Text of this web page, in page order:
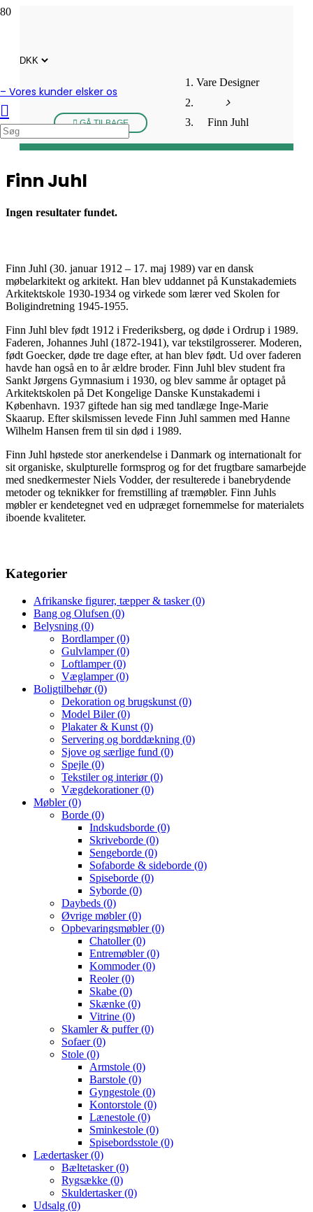
– Vores kunder elsker os
GÅ TILBAGE
Vare Designer
Finn Juhl
Finn Juhl
Ingen resultater fundet.
Finn Juhl (30. januar 1912 – 17. maj 1989) var en dansk
møbelarkitekt og arkitekt. Han blev uddannet på Kunstakademiets
Arkitektskole 1930-1934 og virkede som lærer ved Skolen for
Boligindretning 1945-1955.
Finn Juhl blev født 1912 i Frederiksberg, og døde i Ordrup i 1989.
Faderen, Johannes Juhl (1872-1941), var tekstilgrosserer. Moderen,
født Goecker, døde tre dage efter, at han blev født. Ud over faderen
havde han også en to år ældre broder. Finn Juhl blev student fra
Sankt Jørgens Gymnasium i 1930, og blev samme år optaget på
Arkitektskolen på Det Kongelige Danske Kunstakademi i
København. 1937 giftede han sig med tandlæge Inge-Marie
Skaarup. Efter skilsmissen levede Finn Juhl sammen med Hanne
Wilhelm Hansen frem til sin død i 1989.
Finn Juhl høstede stor anerkendelse i Danmark og internationalt for
sit organiske, skulpturelle formsprog og for det frugtbare samarbejde
med snedkermester Niels Vodder, der resulterede i banebrydende
metoder og teknikker for fremstilling af træmøbler. Finn Juhls
møbler er kendetegnet ved en udpræget fornemmelse for materialets
iboende kvaliteter.
Kategorier
Afrikanske figurer, tæpper & tasker(0)
Bang og Olufsen (0)
Belysning (0)
Bordlamper(0)
Gulvlamper(0)
Loftlamper(0)
Væglamper(0)
Boligtilbehør(0)
Dekoration og brugskunst (0)
Model Biler(0)
Plakater & Kunst (0)
Servering og borddækning (0)
Sjove og særlige fund (0)
Spejle (0)
Tekstiler og interiør(0)
Vægdekorationer(0)
Møbler(0)
Borde (0)
Indskudsborde (0)
Skriveborde (0)
Sengeborde (0)
Sofaborde & sideborde (0)
Spiseborde (0)
Syborde (0)
Daybeds (0)
Øvrige møbler(0)
Opbevaringsmøbler(0)
Chatoller(0)
Entremøbler(0)
Kommoder(0)
Reoler(0)
Skabe (0)
Skænke (0)
Vitrine (0)
Skamler & puffer(0)
Sofaer(0)
Stole (0)
Armstole (0)
Barstole (0)
Gyngestole (0)
Kontorstole (0)
Lænestole (0)
Sminkestole (0)
Spisebordsstole (0)
Lædertasker(0)
Bæltetasker(0)
Rygsække (0)
Skuldertasker(0)
Udsalg (0)